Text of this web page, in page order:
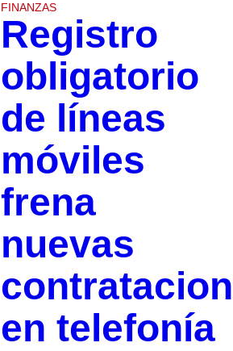
FINANZAS
Registro
obligatorio
de líneas
móviles
frena
nuevas
en telefonía